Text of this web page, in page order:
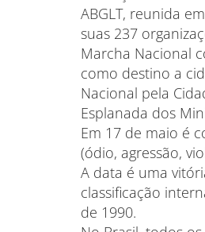
ABGLT, reunida
suas 237
Marcha Nacional
como destino a
Nacional pela
Esplanada dos
Em 17 de maio é
(ódio, agressão,
A data é uma
classificação
de 1990.